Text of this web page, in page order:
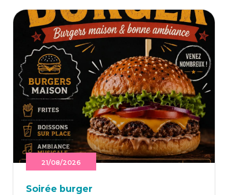
21/08/2026
Soi­rée burger